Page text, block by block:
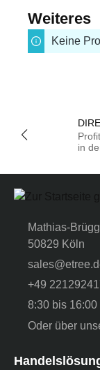
Weiteres
Keine
in
Mathias-
50829 Köln
+49
8:30 bis 16:00
Oder über